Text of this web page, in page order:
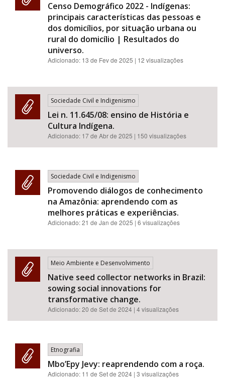
Censo Demográfico 2022 - Indígenas:
principais características das pessoas e
dos domicílios, por situação urbana ou
rural do domicílio | Resultados do
universo.
Adicionado: 13 de Fev de 2025 | 12 visualizações
Sociedade Civil e Indigenismo
Lei n. 11.645/08: ensino de História e
Cultura Indígena.
Adicionado: 17 de Abr de 2025 | 150 visualizações
Sociedade Civil e Indigenismo
Promovendo diálogos de conhecimento
na Amazônia: aprendendo com as
melhores práticas e experiências.
Adicionado:21 de Jan de 2025 | 6 visualizações
Meio Ambiente e Desenvolvimento
Native seed collector networks in Brazil:
sowing social innovations for
transformative change.
Adicionado:20 de Set de 2024 | 4 visualizações
Etnografia
Mbo’Epy Jevy: reaprendendo com a roça.
Adicionado: 11 de Set de 2024 | 3 visualizações